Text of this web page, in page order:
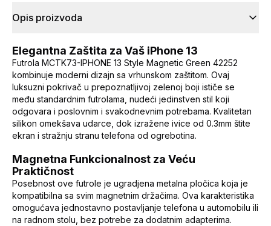
Opis proizvoda
Elegantna Zaštita za Vaš iPhone 13
Futrola MCTK73-IPHONE 13 Style Magnetic Green 42252
kombinuje moderni dizajn sa vrhunskom zaštitom. Ovaj
luksuzni pokrivač u prepoznatljivoj zelenoj boji ističe se
među standardnim futrolama, nudeći jedinstven stil koji
odgovara i poslovnim i svakodnevnim potrebama. Kvalitetan
silikon omekšava udarce, dok izražene ivice od 0.3mm štite
ekran i stražnju stranu telefona od ogrebotina.
Magnetna Funkcionalnost za Veću
Praktičnost
Posebnost ove futrole je ugradjena metalna pločica koja je
kompatibilna sa svim magnetnim držačima. Ova karakteristika
omogućava jednostavno postavljanje telefona u automobilu ili
na radnom stolu, bez potrebe za dodatnim adapterima.